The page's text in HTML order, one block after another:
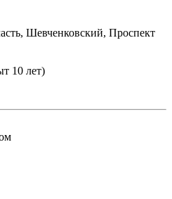
Шевченковский, Проспект
10 лет)